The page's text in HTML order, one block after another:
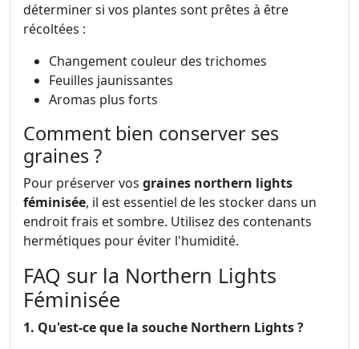
déterminer si vos plantes sont prêtes à être
récoltées :
Changement couleur des trichomes
Feuilles jaunissantes
Aromas plus forts
Comment bien conserver ses
graines ?
Pour préserver vos graines northern lights
féminisée, il est essentiel de les stocker dans un
endroit frais et sombre. Utilisez des contenants
hermétiques pour éviter l'humidité.
FAQ sur la Northern Lights
Féminisée
1. Qu'est-ce que la souche Northern Lights ?